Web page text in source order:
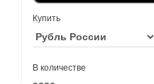
Купить
В количестве